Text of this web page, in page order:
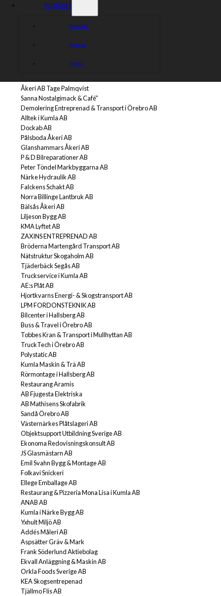
KONTAKT
Kontakt
Arenan
Press
Stödpartners
Svetshuset Örebro AB
Åkeri AB Tage Palmqvist
Sanna Nostalgimack & Café”
Demolering Entreprenad & Transport i Örebro AB
Alltek i Kumla AB
Dockab AB
Pålsboda Åkeri AB
Glanshammars Åkeri AB
P & D Bilreparationer AB
Peter Töndel Markbyggarna AB
Närke Hydraulik AB
Falckens Schakt AB
Norra Billinge Lantbruk AB
Bälsås Åkeri AB
Liljeson Bygg AB
KMA Lyftet AB
ZAXINS ENTREPRENAD AB
Bröderna Martengård Transport AB
Nätstruktur Skogaholm AB
Tjäderbäck Segås AB
Truckservice i Kumla AB
AE:s Plåt AB
Hjortkvarns Energi- & Skogstransport AB
LPM FORDONSTEKNIK AB
Bilcenter i Hallsberg AB
Buss & Travel i Örebro AB
Tobbes Kran & Transport i Mullhyttan AB
TruckTech i Örebro AB
Polystatic AB
Kumla Maskin & Trä AB
Rörmontage i Hallsberg AB
Restaurang Aramis
AB Fjugesta Elektriska
AB Mathisens Skofabrik
Sandå Örebro AB
Västernärkes Plåtslageri AB
Objektsupport Utbildning Sverige AB
Ekonoma Redovisningskonsult AB
JS Glasmästarn AB
Emil Svahn Bygg & Montage AB
Folkavi Snickeri
Ellege Emballage AB
Restaurang & Pizzeria Mona Lisa i Kumla AB
ANAB AB
Kumla i Närke Bygg AB
Yxhult Miljö AB
Addés Måleri AB
Aspsätter Gräv & Mark
Frank Söderlund Aktiebolag
Ekvall Anläggning & Maskin AB
Orkla Foods Sverige AB
KEA Skogsentrepenad
Tjällmo Flis AB